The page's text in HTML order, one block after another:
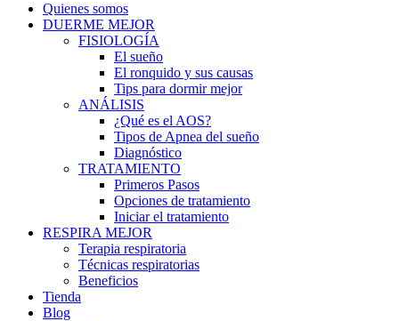
Quienes somos
DUERME MEJOR
FISIOLOGÍA
El sueño
El ronquido y sus causas
Tips para dormir mejor
ANÁLISIS
¿Qué es el AOS?
Tipos de Apnea del sueño
Diagnóstico
TRATAMIENTO
Primeros Pasos
Opciones de tratamiento
Iniciar el tratamiento
RESPIRA MEJOR
Terapia respiratoria
Técnicas respiratorias
Beneficios
Tienda
Blog